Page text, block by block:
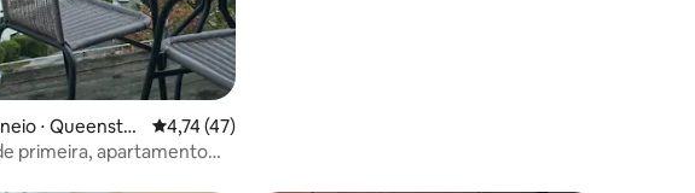
de 5, 321 avaliações
⋅ Queensto
4,74 de uma avaliação média de 5, 47 avaliações
4,74 (47)
primeira, apartamento